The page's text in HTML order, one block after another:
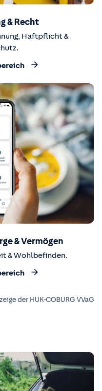
& Recht
Haftpflicht &
& Vermögen
& Wohlbefinden.
der HUK-COBURG VVaG